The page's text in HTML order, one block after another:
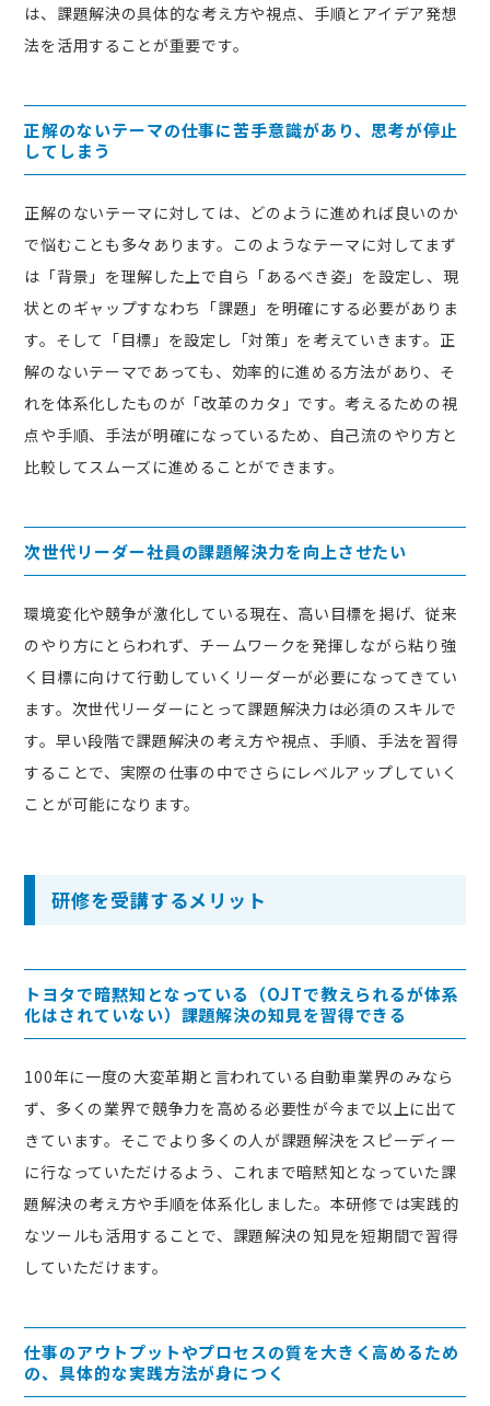
は、課題解決の具体的な考え方や視点、手順とアイデア発想
法を活用することが重要です。
正解のないテーマの仕事に苦手意識があり、思考が停止
してしまう
正解のないテーマに対しては、どのように進めれば良いのか
で悩むことも多々あります。このようなテーマに対してまず
は「背景」を理解した上で自ら「あるべき姿」を設定し、現
状とのギャップすなわち「課題」を明確にする必要がありま
す。そして「目標」を設定し「対策」を考えていきます。正
解のないテーマであっても、効率的に進める方法があり、そ
れを体系化したものが「改革のカタ」です。考えるための視
点や手順、手法が明確になっているため、自己流のやり方と
比較してスムーズに進めることができます。
次世代リーダー社員の課題解決力を向上させたい
環境変化や競争が激化している現在、高い目標を掲げ、従来
のやり方にとらわれず、チームワークを発揮しながら粘り強
く目標に向けて行動していくリーダーが必要になってきてい
ます。次世代リーダーにとって課題解決力は必須のスキルで
す。早い段階で課題解決の考え方や視点、手順、手法を習得
することで、実際の仕事の中でさらにレベルアップしていく
ことが可能になります。
研修を受講するメリット
トヨタで暗黙知となっている（OJTで教えられるが体系
化はされていない）課題解決の知見を習得できる
100年に一度の大変革期と言われている自動車業界のみなら
ず、多くの業界で競争力を高める必要性が今まで以上に出て
きています。そこでより多くの人が課題解決をスピーディー
に行なっていただけるよう、これまで暗黙知となっていた課
題解決の考え方や手順を体系化しました。本研修では実践的
なツールも活用することで、課題解決の知見を短期間で習得
していただけます。
仕事のアウトプットやプロセスの質を大きく高めるため
の、具体的な実践方法が身につく